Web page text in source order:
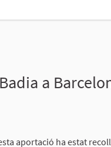
a
aportació ha estat